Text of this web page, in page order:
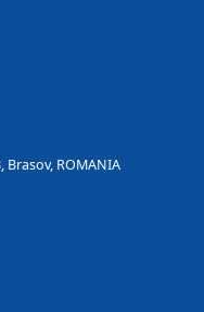
Brasov, ROMANIA